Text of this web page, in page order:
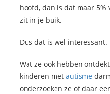
hoofd, dan is dat maar 5%
zit in je buik.
Dus dat is wel interessant.
Wat ze ook hebben
kinderen met autisme
onderzoeken ze of daar